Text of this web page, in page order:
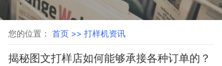
您的位置： 首页 >> 打样机资讯
揭秘图文打样店如何能够承接各种订单的？